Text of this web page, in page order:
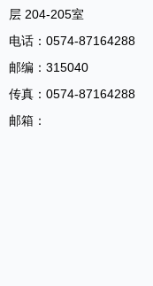
层 204-205室
电话：0574-87164288
邮编：315040
传真：0574-87164288
邮箱：